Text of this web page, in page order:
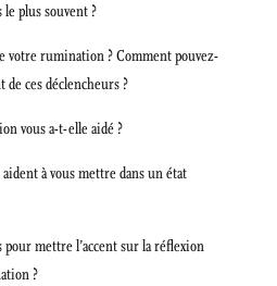
plus souvent ?
votre rumination ? Comment pouvez-
de ces déclencheurs ?
vous a-t-elle aidé ?
à vous mettre dans un état
pour mettre l’accent sur la réflexion
?